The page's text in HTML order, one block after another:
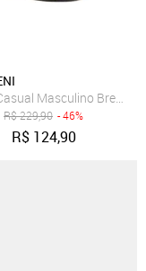
Casual Confortável
Masculino
R$229,90 - 46%
R$ 124,90